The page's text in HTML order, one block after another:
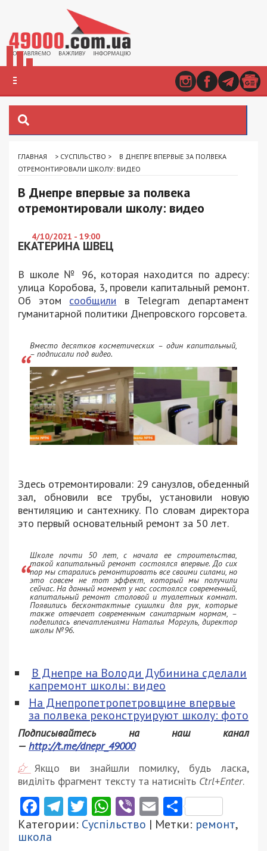
ГЛАВНАЯ > СУСПІЛЬСТВО >
В ДНЕПРЕ ВПЕРВЫЕ ЗА ПОЛВЕКА
ОТРЕМОНТИРОВАЛИ ШКОЛУ: ВИДЕО
В Днепре впервые за полвека
отремонтировали школу: видео
4/10/2021 - 19:00
ЕКАТЕРИНА ШВЕЦ
В школе № 96, которая находится по адресу:
улица Коробова, 3, провели капитальный ремонт.
Об этом сообщили в Telegram департамент
гуманитарной политики Днепровского горсовета.
Вместо десятков косметических – один капитальный,
– подписали под видео.
Здесь отремонтировали: 29 санузлов, обеденный
зал, обновили все трубы, установили новую
вентиляцию и сантехнику. По словам директора
это первый основательный ремонт за 50 лет.
Школе почти 50 лет, с начала ее строительства,
такой капитальный ремонт состоялся впервые. До сих
пор мы старались ремонтировать все своими силами, но
это совсем не тот эффект, который мы получили
сейчас. На данный момент у нас состоялся современный,
капитальный ремонт столовой и туалетных комнат.
Появились бесконтактные сушилки для рук, которые
также отвечает современным санитарным нормам, –
поделилась впечатлениями Наталья Моргуль, директор
школы №96.
В Днепре на Володи Дубинина сделали
капремонт школы: видео
На Днепропетропетровщине впервые
за полвека реконструируют школу: фото
Подписывайтесь на наш канал
— http://t.me/dnepr_49000
Якщо ви знайшли помилку, будь ласка,
виділіть фрагмент тексту та натисніть Ctrl+Enter.
Facebook
Telegram
Twitter
WhatsApp
ViberEmail
Категории: Суспільство | Метки: ремонт,
школа